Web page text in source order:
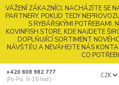
VÁŽENÍ ZÁKAZNÍCI, NACHÁZÍTE SE
PARTNERY. POKUD TEDY
S RYBÁŘSKÝMI POTŘEBAMI,
KOVINFISH.STORE, KDE NAJDETE
DOPLŇUJÍCÍ SORTIMENT
NÁVŠTĚU A NEVÁHEJTE NÁS
CO
CZK
+420 608 982 777
(Po-Pá, 8-18 hod.)